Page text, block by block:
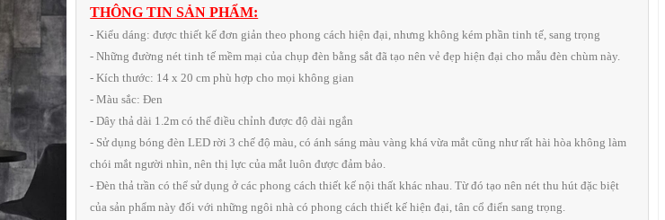
THÔNG TIN SẢN PHẨM:
- Kiểu dáng: được thiết kế đơn giản theo phong cách hiện đại, nhưng không kém phần tinh tế, sang trọng
- Những đường nét tinh tế mềm mại của chụp đèn bằng sắt đã tạo nên vẻ đẹp hiện đại cho mẫu đèn chùm này.
- Kích thước: 14 x 20 cm phù hợp cho mọi không gian
- Màu sắc: Đen
- Dây thả dài 1.2m có thể điều chỉnh được độ dài ngắn
- Sử dụng bóng đèn LED rời 3 chế độ màu, có ánh sáng màu vàng khá vừa mắt cũng như rất hài hòa không làm
chói mắt người nhìn, nên thị lực của mắt luôn được đảm bảo.
- Đèn thả trần có thể sử dụng ở các phong cách thiết kế nội thất khác nhau. Từ đó tạo nên nét thu hút đặc biệt
của sản phẩm này đối với những ngôi nhà có phong cách thiết kế hiện đại, tân cổ điển sang trọng.